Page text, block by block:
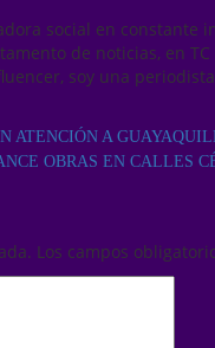
social en constante
de noticias, en
soy una
ATENCIÓN A
OBRAS EN CALLES
Los campos